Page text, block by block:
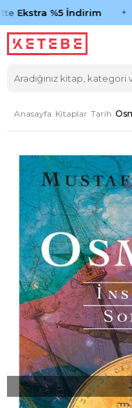
Ekstra %5 İndirim
Anasayfa Kitaplar Tarih